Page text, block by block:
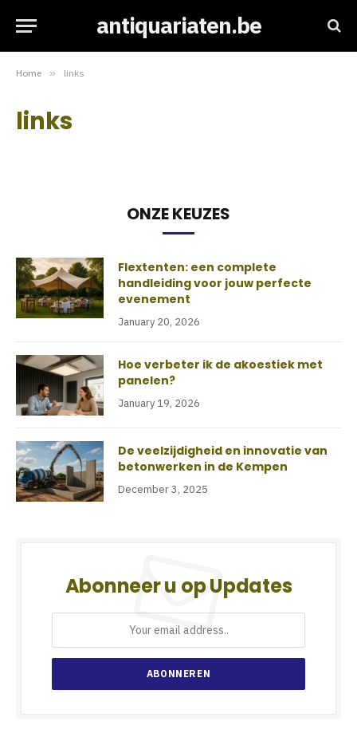
antiquariaten.be
Home » links
links
ONZE KEUZES
Flextenten: een complete
handleiding voor jouw perfecte
evenement
January 20, 2026
Hoe verbeter ik de akoestiek met
panelen?
January 19, 2026
De veelzijdigheid en innovatie van
betonwerken in de Kempen
December 3, 2025
Abonneer u op Updates